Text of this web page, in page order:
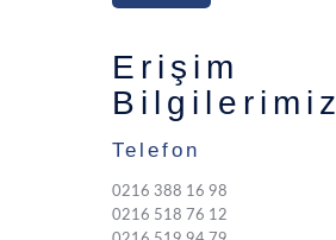
Erişim
Bilgilerimiz
Telefon
0216 388 16 98
0216 518 76 12